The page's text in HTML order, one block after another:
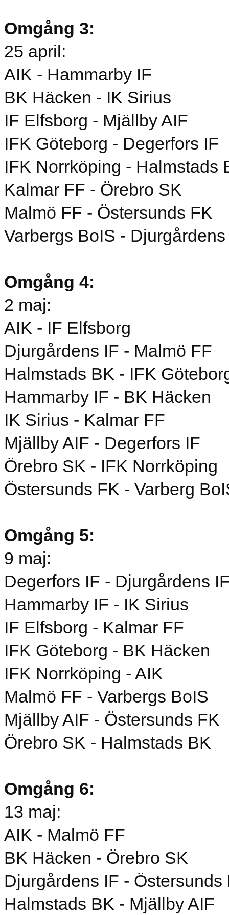
Omgång 3:
25 april:
AIK - Hammarby IF
BK Häcken - IK Sirius
IF Elfsborg - Mjällby AIF
IFK Göteborg - Degerfors IF
IFK Norrköping - Halmstads
Kalmar FF - Örebro SK
Malmö FF - Östersunds FK
Varbergs BoIS -
Omgång 4:
2 maj:
AIK - IF Elfsborg
Djurgårdens IF - Malmö FF
Halmstads BK - IFK
Hammarby IF - BK Häcken
IK Sirius - Kalmar FF
Mjällby AIF - Degerfors IF
Örebro SK - IFK Norrköping
Östersunds FK - Varberg
Omgång 5:
9 maj:
Degerfors IF - Djurgårdens
Hammarby IF - IK Sirius
IF Elfsborg - Kalmar FF
IFK Göteborg - BK Häcken
IFK Norrköping - AIK
Malmö FF - Varbergs BoIS
Mjällby AIF - Östersunds FK
Örebro SK - Halmstads BK
Omgång 6:
13 maj:
AIK - Malmö FF
BK Häcken - Örebro SK
Djurgårdens IF - Östersunds
Halmstads BK - Mjällby AIF